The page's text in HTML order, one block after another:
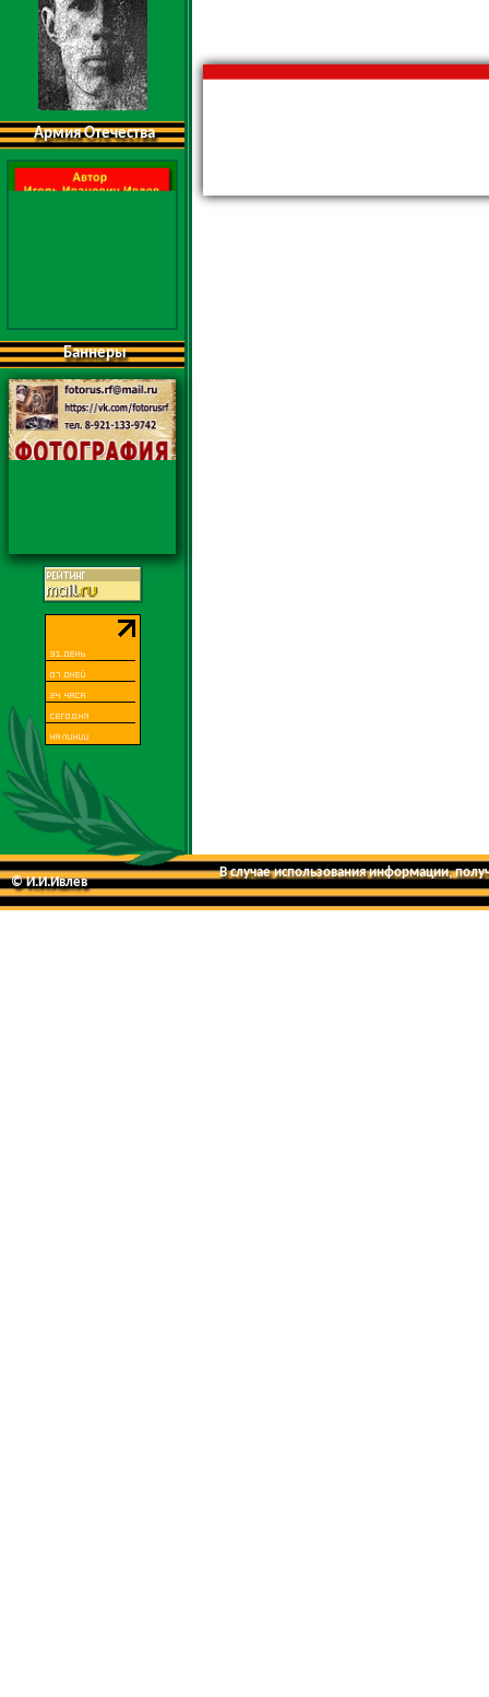
Армия Отечества
Баннеры
© И.И.Ивлев
В случае использования информации,